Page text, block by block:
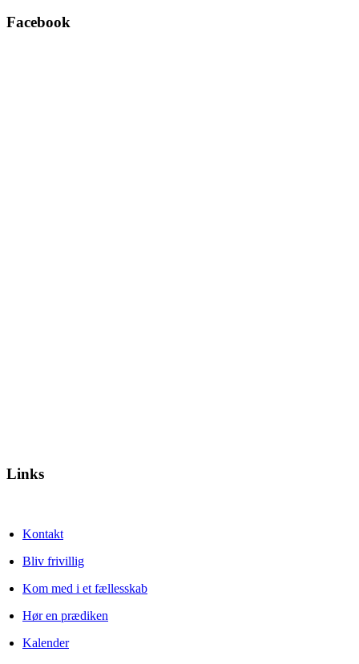
Facebook
Links
Kontakt
Bliv frivillig
Kom med i et fællesskab
Hør en prædiken
Kalender